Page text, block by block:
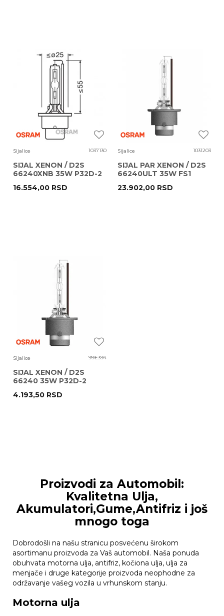
Sijalice 1037130
SIJAL XENON / D2S
66240XNB 35W P32D-2
16.554,00 RSD
Sijalice 1031203
SIJAL PAR XENON / D2S
66240ULT 35W FS1
23.902,00 RSD
Sijalice 99E394
SIJAL XENON / D2S
66240 35W P32D-2
4.193,50 RSD
Proizvodi za Automobil:
Kvalitetna Ulja,
Akumulatori,Gume,Antifriz i još
mnogo toga
Dobrodošli na našu stranicu posvećenu širokom
asortimanu proizvoda za Vaš automobil. Naša ponuda
obuhvata motorna ulja, antifriz, kočiona ulja, ulja za
menjače i druge kategorije proizvoda neophodne za
održavanje vašeg vozila u vrhunskom stanju.
Motorna ulja